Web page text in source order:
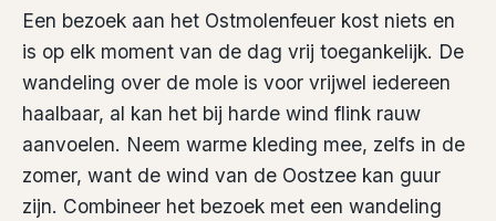
Een bezoek aan het Ostmolenfeuer kost niets en
is op elk moment van de dag vrij toegankelijk. De
wandeling over de mole is voor vrijwel iedereen
haalbaar, al kan het bij harde wind flink rauw
aanvoelen. Neem warme kleding mee, zelfs in de
zomer, want de wind van de Oostzee kan guur
zijn. Combineer het bezoek met een wandeling